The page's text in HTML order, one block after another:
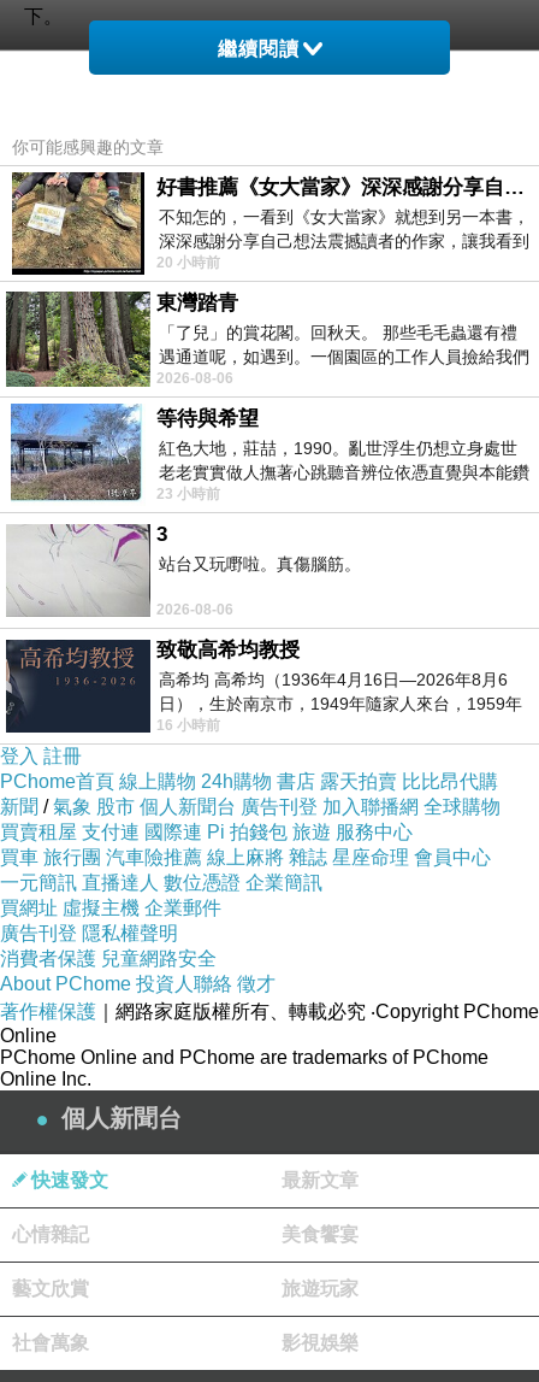
下。
「明明是你喜歡這種不吉利的東西，你還嫌。」
這下筱蜜徹底傻了，她確實喜歡貓，尤其是黑貓，可是她
並沒有跟任何人說過，就連筱琦也只知道她喜歡貓而已，
為什麼右承會知道？
「再強調一次，我並不討厭你。」雖然右承一再強調，但
冰冷的眼神還是讓筱蜜抱有一絲懷疑。
筱蜜插入鑰匙，發現門沒鎖，她打開門，發現筱琦渾身濕
透躺在門口，筱蜜緊張的不停喊筱琦的名字，但筱琦都沒
有反應，反而引來還沒走遠的右承。
「怎麼了？」
「不知道，一開門就看到筱琦躺在這。」筱蜜摸著筱琦的
額頭，「好燙，早上明明還好好的。」
「先送醫院。」說著右承已經打電話叫救護車了。
不久後救護車來了，他們隨著救護車一起去醫院，病房
內，筱琦發著高燒吊點滴，意識模糊，病房外，筱蜜戴著
耳機，表情冰冷地聽著什麼，右承買了瓶水遞給筱蜜。
「在聽什麼？」
「沒什麼。」筱蜜摘下耳機，「剛才謝謝你，幫大忙
了。」
右承看著筱蜜，「你還好嗎？」
「怎麼說？」
「你看起來快哭了。」
繼續閱讀
你可能感興趣的文章
好書推薦《女大當家》深深感謝分享自己想法震撼讀者的作家，讓我看到不同樣貌的家庭！
不知怎的，一看到《女大當家》就想到另一本書，
深深感謝分享自己想法震撼讀者的作家，讓我看到
不同樣貌的家庭！ 《女大
20 小時前
東灣踏青
「了兒」的賞花閣。回秋天。 那些毛毛蟲還有禮
遇通道呢，如遇到。一個園區的工作人員撿給我們
細賞。
2026-08-06
等待與希望
紅色大地，莊喆，1990。亂世浮生仍想立身處世
老老實實做人撫著心跳聽音辨位依憑直覺與本能鑽
向裂隙的亮處探索另一個心聲另一個共鳴的
23 小時前
3
站台又玩嘢啦。真傷腦筋。
2026-08-06
致敬高希均教授
高希均 高希均（1936年4月16日—2026年8月6
日），生於南京市，1949年隨家人來台，1959年
赴美深造並取得經濟發展博士學位。曾任
16 小時前
登入 註冊
PChome首頁 線上購物 24h購物 書店 露天拍賣 比比昂代購
新聞 /氣象 股市 個人新聞台 廣告刊登 加入聯播網 全球購物
買賣租屋 支付連 國際連 Pi 拍錢包 旅遊 服務中心
買車 旅行團 汽車險推薦 線上麻將 雜誌 星座命理 會員中心
一元簡訊 直播達人 數位憑證 企業簡訊
買網址 虛擬主機 企業郵件
廣告刊登 隱私權聲明
消費者保護 兒童網路安全
About PChome 投資人聯絡 徵才
著作權保護 ｜網路家庭版權所有、轉載必究 ‧Copyright PChome
Online
PChome Online and PChome are trademarks of PChome
Online Inc.
個人新聞台
快速發文 最新文章
心情雜記 美食饗宴
藝文欣賞 旅遊玩家
社會萬象 影視娛樂